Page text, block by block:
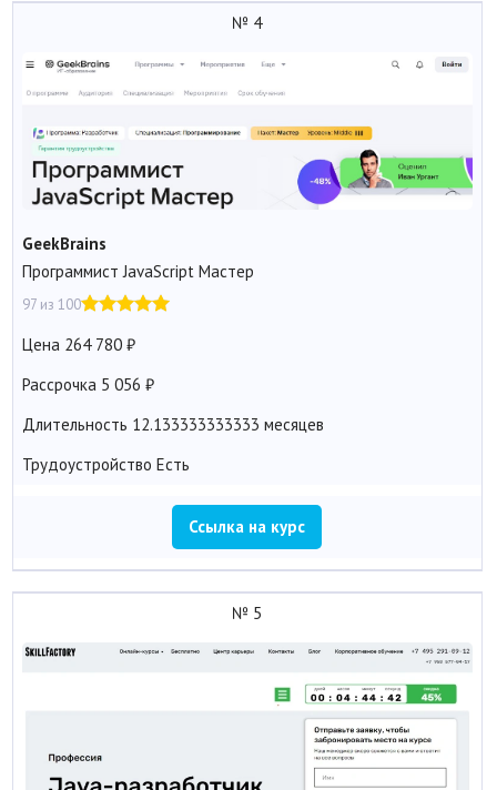
№ 4
GeekBrains
Программист JavaScript Мастер
97 из 100
Цена 264 780
Рассрочка 5 056
Длительность 12.133333333333 месяцев
Трудоустройство Есть
Ссылка на курс
№ 5